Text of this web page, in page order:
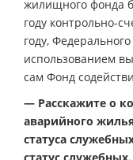
жилищного фонда
году контрольно-
году,
использованием
сам Фонд
— Расскажите о
аварийного
статуса